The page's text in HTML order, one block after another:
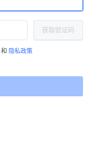
获取验证码
和 隐私政策